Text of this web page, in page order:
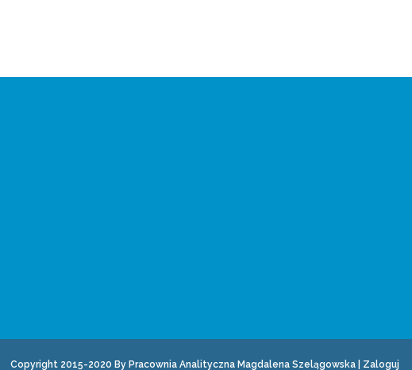
Copyright 2015-2020 By Pracownia Analityczna Magdalena Szelągowska Zaloguj